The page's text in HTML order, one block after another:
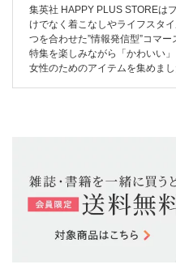
集英社 HAPPY PLUS STOREは
けでなく着こなしやライフスタ
つを合わせた”情報発信型”コマ
特集を楽しみながら「かわいい
女性のためのアイテムを集めまし